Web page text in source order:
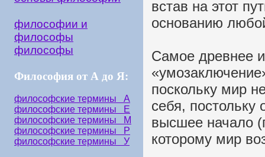
философии и
философы
философы
Философия от А до Я:
философские термины А
философские термины Е
философские термины М
философские термины Р
философские термины У
встав на этот
основанию
Самое древнее
поскольку мир
себя, постольку
высшее начало
которому мир